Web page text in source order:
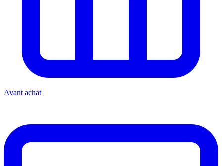
Avant achat